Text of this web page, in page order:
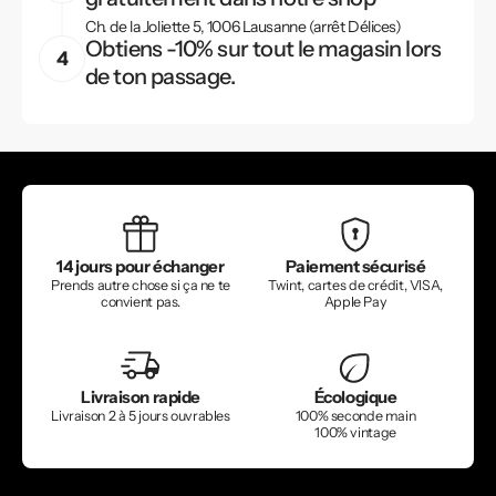
Ch. de la Joliette 5, 1006 Lausanne (arrêt Délices)
Obtiens -10% sur tout le magasin lors
de ton passage.
14 jours pour échanger
Prends autre chose si ça ne te
convient pas.
Paiement sécurisé
Twint, cartes de crédit, VISA,
Apple Pay
Livraison rapide
Livraison 2 à 5 jours ouvrables
Écologique
100% seconde main
100% vintage